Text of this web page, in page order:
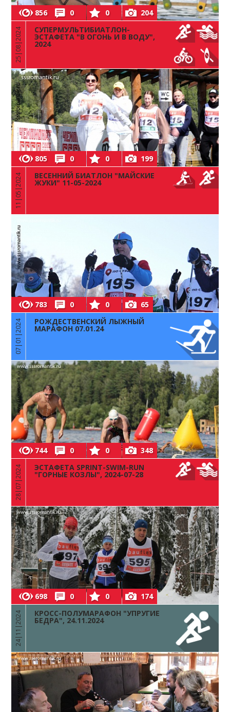
856 0 0 204
25|08|2024 СУПЕРМУЛЬТИБИАТЛОН-
ЭСТАФЕТА "В ОГОНЬ И В ВОДУ",
2024
805 0 0 199
11|05|2024 ВЕСЕННИЙ БИАТЛОН "МАЙСКИЕ
ЖУКИ" 11-05-2024
783 0 0 65
07|01|2024 РОЖДЕСТВЕНСКИЙ ЛЫЖНЫЙ
МАРАФОН 07.01.24
744 0 0 348
28|07|2024 ЭСТАФЕТА SPRINT-SWIM-RUN
"ГОРНЫЕ КОЗЛЫ", 2024-07-28
698 0 0 174
24|11|2024 КРОСС-ПОЛУМАРАФОН "УПРУГИЕ
БЕДРА", 24.11.2024